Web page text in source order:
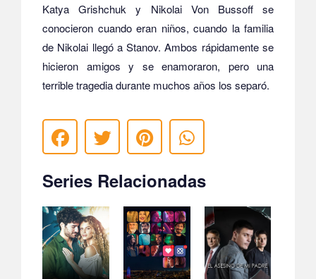
Katya Grishchuk y Nikolai Von Bussoff se
conocieron cuando eran niños, cuando la familia
de Nikolai llegó a Stanov. Ambos rápidamente se
hicieron amigos y se enamoraron, pero una
terrible tragedia durante muchos años los separó.
Series Relacionadas